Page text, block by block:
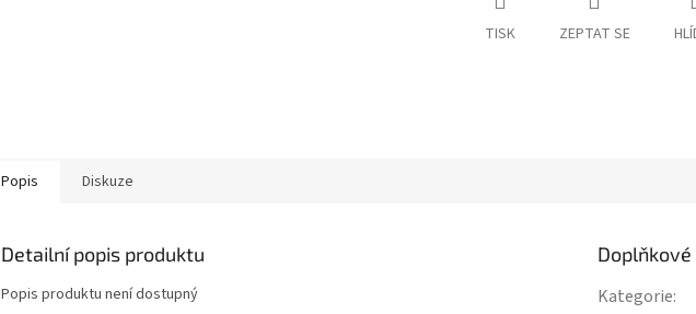
TISK ZEPTAT SE
Popis Diskuze
Detailní popis produktu
Popis produktu není dostupný
Kategorie: